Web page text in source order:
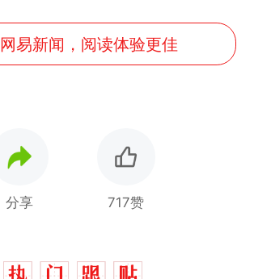
易新闻，阅读体验更佳
分享 717赞